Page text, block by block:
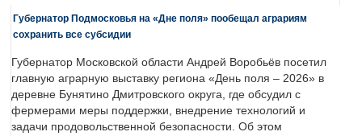
Губернатор Подмосковья на «Дне поля» пообещал аграриям
сохранить все субсидии
Губернатор Московской области Андрей Воробьёв посетил
главную аграрную выставку региона «День поля – 2026» в
деревне Бунятино Дмитровского округа, где обсудил с
фермерами меры поддержки, внедрение технологий и
задачи продовольственной безопасности. Об этом